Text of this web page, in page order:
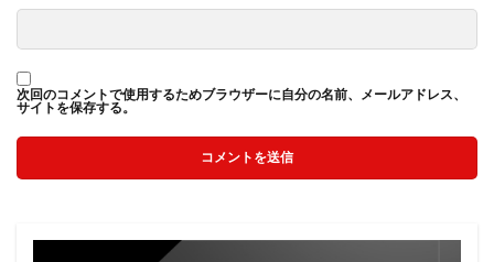
次回のコメントで使用するためブラウザーに自分の名前、メールアドレス、
サイトを保存する。